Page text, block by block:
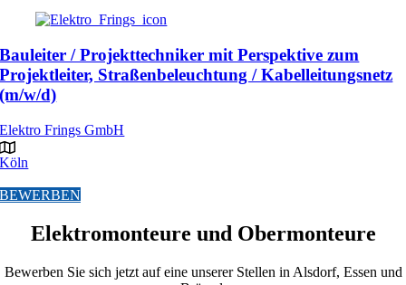
Bauleiter / Projekttechniker mit Perspektive zum
Projektleiter, Straßenbeleuchtung / Kabelleitungsnetz
(m/w/d)
Elektro Frings GmbH
Köln
BEWERBEN
Elektromonteure und Obermonteure
Bewerben Sie sich jetzt auf eine unserer Stellen in Alsdorf, Essen und